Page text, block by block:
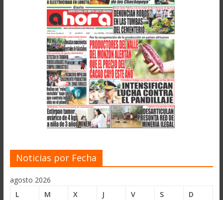
Noticias por Fecha
agosto 2026
L
M X J V S
D